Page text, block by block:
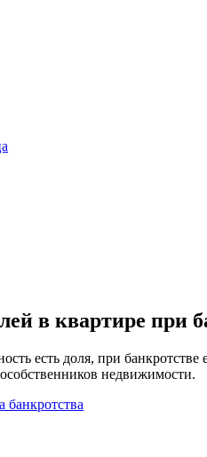
в квартире при
есть доля, при
недвижимости.
банкротства